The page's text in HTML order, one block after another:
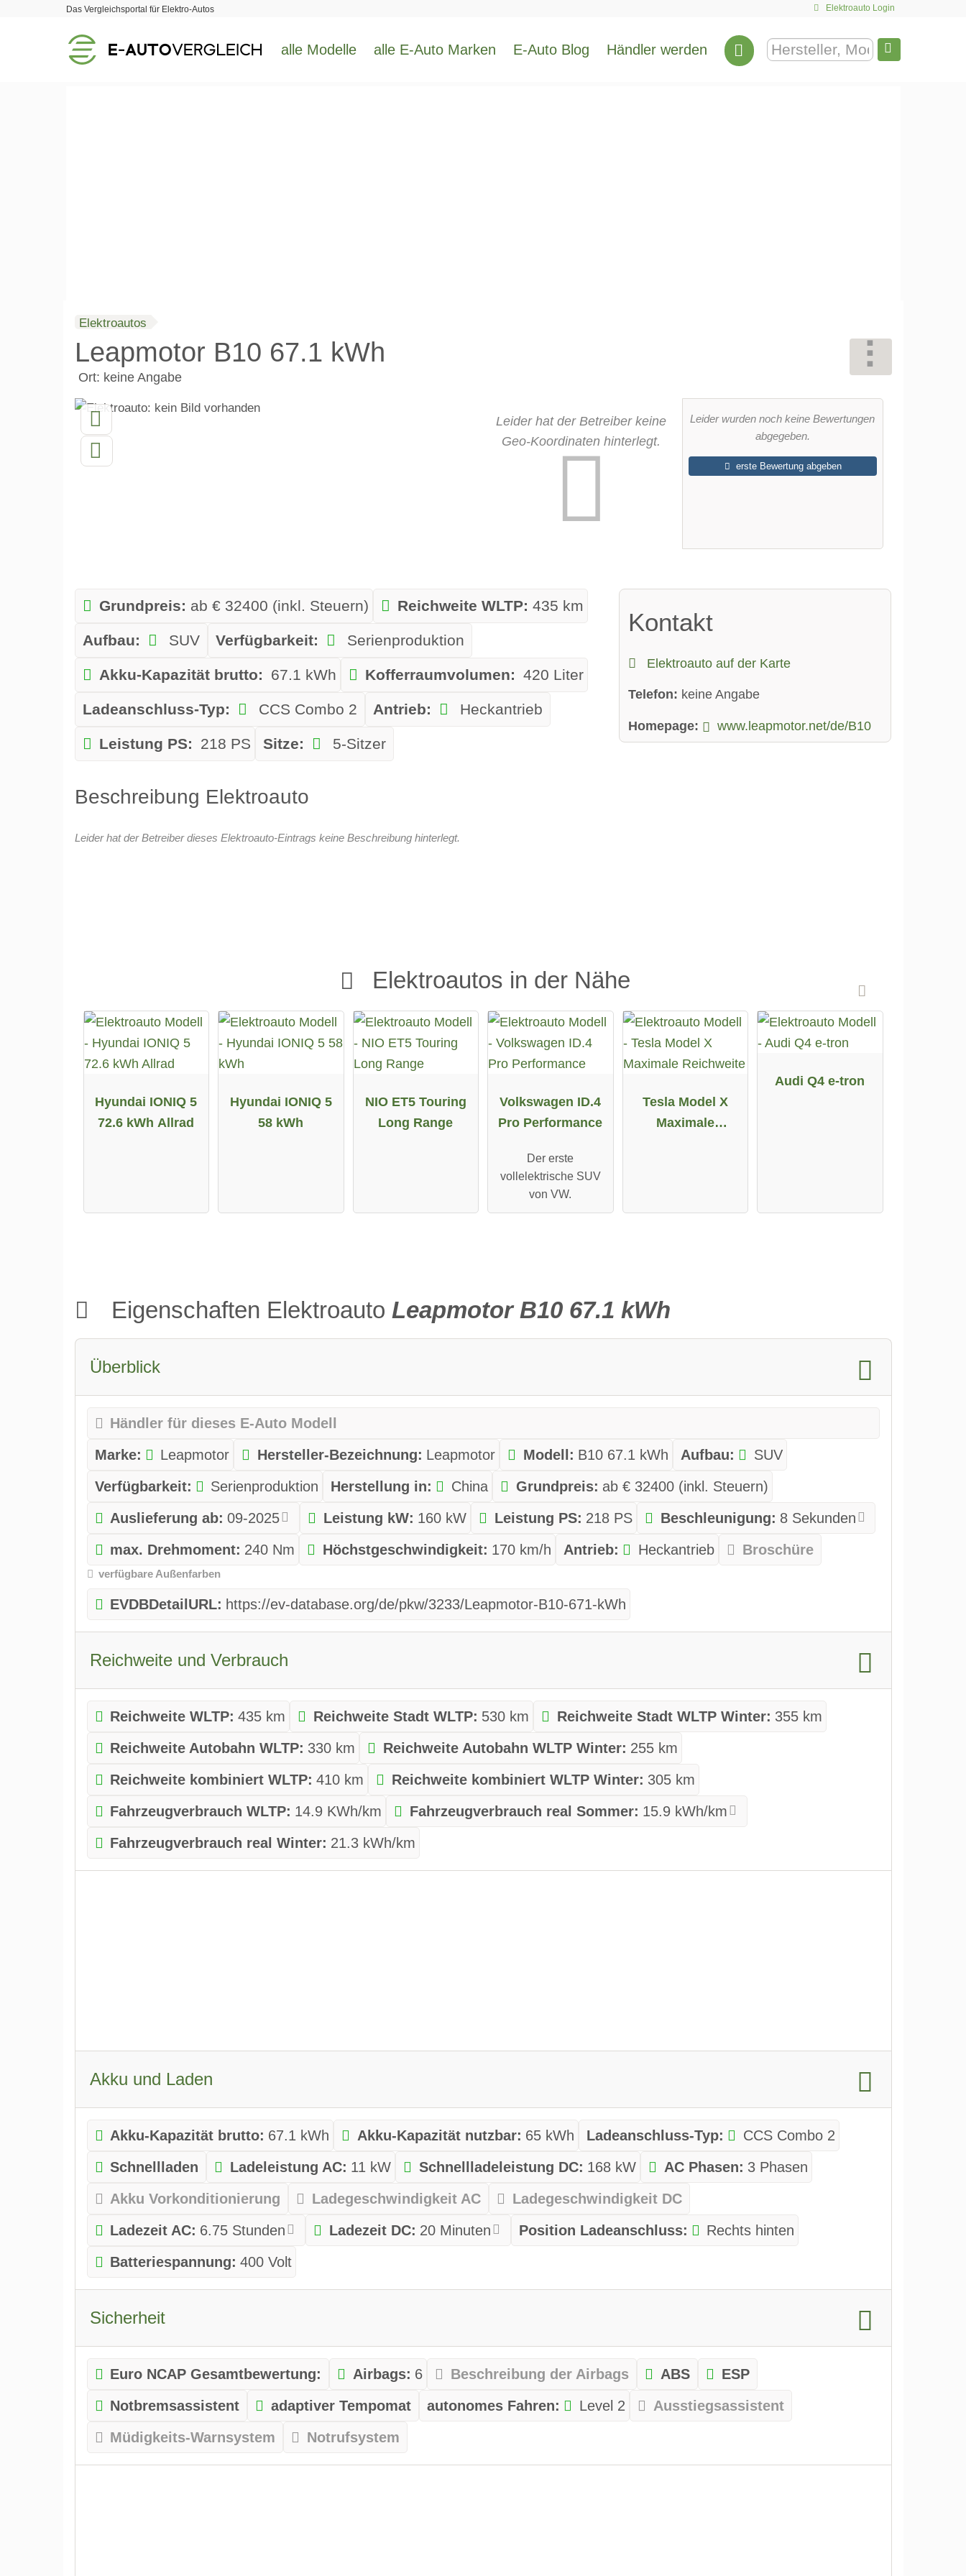
Das Vergleichsportal für Elektro-Autos Elektroauto Login
alle Modelle alle E-Auto Marken E-Auto Blog Händler werden
Elektroautos
Leapmotor B10 67.1 kWh
Ort: keine Angabe
Leider hat der Betreiber keine
Geo-Koordinaten hinterlegt.
Leider wurden noch keine Bewertungen
abgegeben.
erste Bewertung abgeben
Grundpreis: ab € 32400 (inkl. Steuern) Reichweite WLTP: 435 km
Aufbau:
SUV Verfügbarkeit:
Serienproduktion
Akku-Kapazität brutto: 67.1 kWh Kofferraumvolumen: 420 Liter
Ladeanschluss-Typ:
CCS Combo 2 Antrieb:
Heckantrieb
Leistung PS: 218 PS Sitze: 5-Sitzer
Beschreibung Elektroauto
Leider hat der Betreiber dieses Elektroauto-Eintrags keine Beschreibung hinterlegt.
Kontakt
Elektroauto auf der Karte
Telefon: keine Angabe
Homepage: www.leapmotor.net/de/B10
Elektroautos in der Nähe
Hyundai IONIQ 5
72.6 kWh Allrad
Hyundai IONIQ 5
58 kWh
NIO ET5 Touring
Long Range
Volkswagen ID.4
Pro Performance
Der erste
vollelektrische SUV
von VW.
Tesla Model X
Maximale
Audi Q4 e-tron
Eigenschaften Elektroauto Leapmotor B10 67.1 kWh
Überblick
Händler für dieses E-Auto Modell
Marke:
Leapmotor Hersteller-Bezeichnung: Leapmotor Modell: B10 67.1 kWh Aufbau:
SUV
Verfügbarkeit:
Serienproduktion Herstellung in: China Grundpreis: ab € 32400 (inkl. Steuern)
Auslieferung ab: 09-2025 Leistung kW: 160 kW Leistung PS: 218 PS Beschleunigung: 8 Sekunden
max. Drehmoment: 240 Nm Höchstgeschwindigkeit: 170 km/h Antrieb: Heckantrieb Broschüre
verfügbare Außenfarben
EVDBDetailURL: https://ev-database.org/de/pkw/3233/Leapmotor-B10-671-kWh
Reichweite und Verbrauch
Reichweite WLTP: 435 km Reichweite Stadt WLTP: 530 km Reichweite Stadt WLTP Winter: 355 km
Reichweite Autobahn WLTP: 330 km Reichweite Autobahn WLTP Winter: 255 km
Reichweite kombiniert WLTP: 410 km Reichweite kombiniert WLTP Winter: 305 km
Fahrzeugverbrauch WLTP: 14.9 KWh/km Fahrzeugverbrauch real Sommer: 15.9 kWh/km
Fahrzeugverbrauch real Winter: 21.3 kWh/km
Akku und Laden
Akku-Kapazität brutto: 67.1 kWh Akku-Kapazität nutzbar: 65 kWh Ladeanschluss-Typ:
CCS Combo 2
Schnellladen
Ladeleistung AC: 11 kW Schnellladeleistung DC: 168 kW AC Phasen: 3 Phasen
Akku Vorkonditionierung
Ladegeschwindigkeit AC
Ladegeschwindigkeit DC
Ladezeit AC: 6.75 Stunden Ladezeit DC: 20 Minuten Position Ladeanschluss:
Rechts hinten
Batteriespannung: 400 Volt
Sicherheit
Euro NCAP Gesamtbewertung: Airbags: 6 Beschreibung der Airbags ABS
ESP
Notbremsassistent
adaptiver Tempomat autonomes Fahren: Level 2
Ausstiegsassistent
Müdigkeits-Warnsystem
Notrufsystem